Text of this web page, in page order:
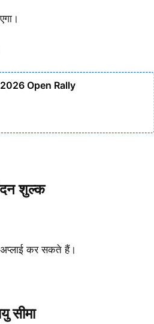
Open Rally
शुल्क
अप्लाई कर सकते हैं।
सीमा